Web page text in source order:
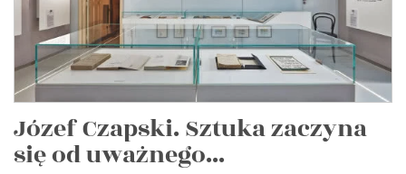
Józef Czapski. Sztuka zaczyna
się od uważnego...